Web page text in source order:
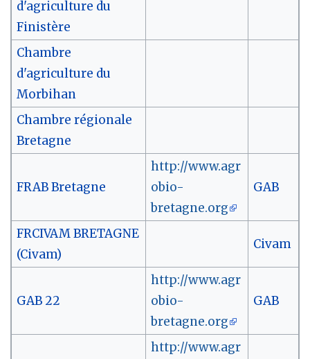
d'agriculture du
Finistère
Chambre
d'agriculture du
Morbihan
Chambre régionale
Bretagne
FRAB Bretagne
http://www.agr
obio-
bretagne.org
GAB
FRCIVAM BRETAGNE
(Civam)
Civam
GAB 22
http://www.agr
obio-
bretagne.org
GAB
http://www.agr